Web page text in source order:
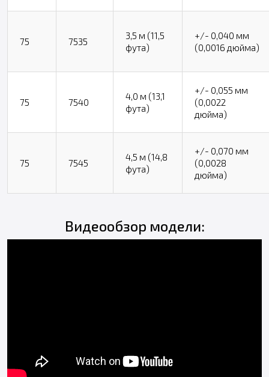
75 7535
3,5 м (11,5
фута)
+/- 0,040 мм
(0,0016 дюйма)
75 7540
4,0 м (13,1
фута)
+/- 0,055 мм
(0,0022
дюйма)
75 7545
4,5 м (14,8
фута)
+/- 0,070 мм
(0,0028
дюйма)
Видеообзор модели: